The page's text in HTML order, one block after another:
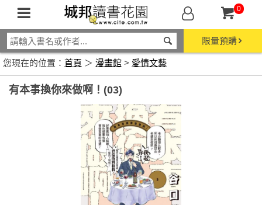
0
限量預購
您現在的位置： 首頁 ＞ 漫畫館 > 愛情文藝
有本事換你來做啊！(03)